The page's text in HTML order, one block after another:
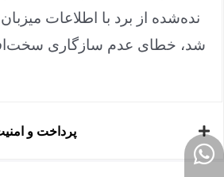
نده‌شده از برد با اطلاعات
شد، خطای عدم سازگاری
پرداخت و